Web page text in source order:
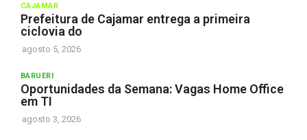
CAJAMAR
Prefeitura de Cajamar entrega a primeira
ciclovia do
agosto 5, 2026
BARUERI
Oportunidades da Semana: Vagas Home Office
em TI
agosto 3, 2026